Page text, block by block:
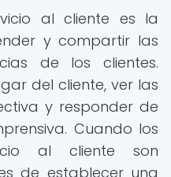
al cliente es la
y compartir las
de los clientes.
del cliente, ver las
y responder de
Cuando los
al cliente son
de establecer una